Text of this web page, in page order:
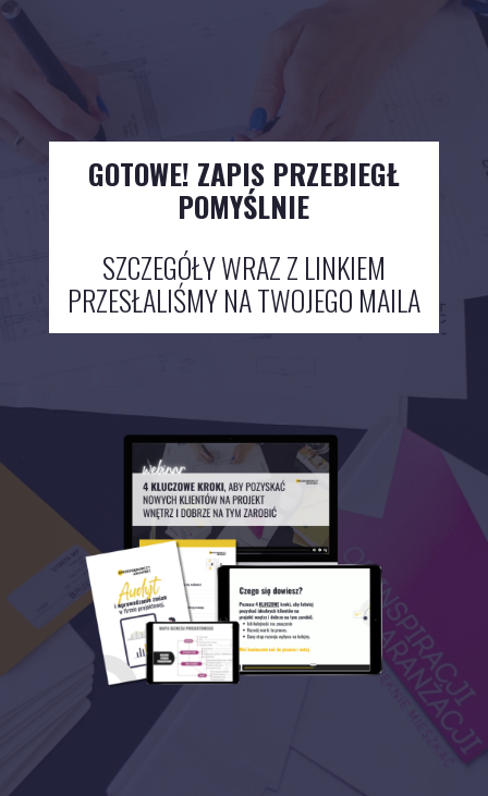
GOTOWE! ZAPIS PRZEBIEGŁ
POMYŚLNIE
SZCZEGÓŁY WRAZ Z LINKIEM
PRZESŁALIŚMY NA TWOJEGO MAILA